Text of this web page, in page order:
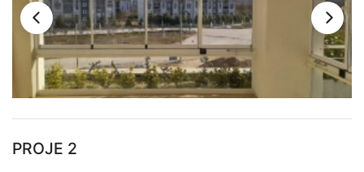
PROJE 2